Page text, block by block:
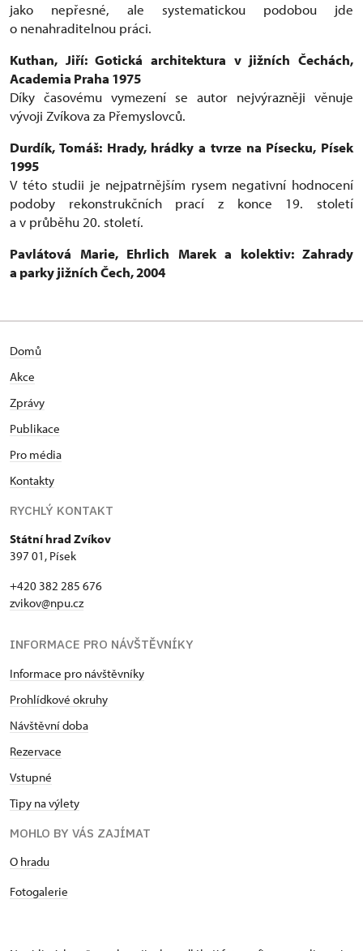
jako nepřesné, ale systematickou podobou jde
o nenahraditelnou práci.
Kuthan, Jiří: Gotická architektura v jižních Čechách,
Academia Praha 1975
Díky časovému vymezení se autor nejvýrazněji věnuje
vývoji Zvíkova za Přemyslovců.
Durdík, Tomáš: Hrady, hrádky a tvrze na Písecku, Písek
1995
V této studii je nejpatrnějším rysem negativní hodnocení
podoby rekonstrukčních prací z konce 19. století
a v průběhu 20. století.
Pavlátová Marie, Ehrlich Marek a kolektiv: Zahrady
a parky jižních Čech, 2004
Domů
Akce
Zprávy
Publikace
Pro média
Kontakty
RYCHLÝ KONTAKT
Státní hrad Zvíkov
397 01, Písek
+420 382 285 676
zvikov@npu.cz
INFORMACE PRO NÁVŠTĚVNÍKY
Informace pro návštěvníky
Prohlídkové okruhy
Návštěvní doba
Rezervace
Vstupné
Tipy na výlety
MOHLO BY VÁS ZAJÍMAT
O hradu
Fotogalerie